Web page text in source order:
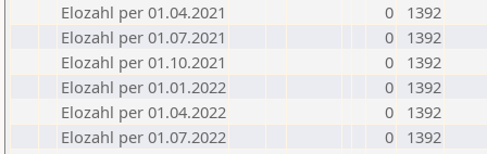
Elozahl per 01.04.2021
0
1392
Elozahl per 01.07.2021
0
1392
Elozahl per 01.10.2021
0
1392
Elozahl per 01.01.2022
0
1392
Elozahl per 01.04.2022
0
1392
Elozahl per 01.07.2022
0
1392